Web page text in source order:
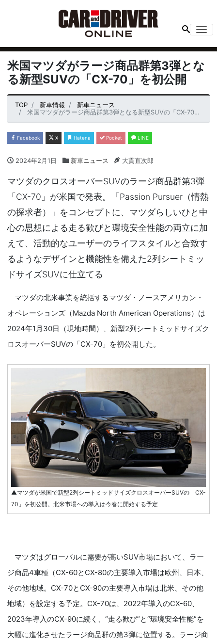
米国マツダがラージ商品群第3弾とな
る新型SUVの「CX-70」を初公開
TOP 新車情報
新車ニュース
米国マツダがラージ商品群第3弾となる新型SUVの「CX-70」を初公開
Facebook X Hatena Pocket LINE
2024年2月1日 新車ニュース 大貫直次郎
マツダのクロスオーバーSUVのラージ商品群第3弾
「CX-70」が米国で発表。「Passion Pursuer（情熱
の探求者）」をコンセプトに、マツダらしいひと中
心の思想による走る歓びと環境安全性能の両立に加
えて、活動的なユーザーのライフスタイルと合致す
るようなデザインと機能性を備えた2列シートミッ
ドサイズSUVに仕立てる
マツダの北米事業を統括するマツダ・ノースアメリカン・
オペレーションズ（Mazda North American Operations）は
2024年1月30日（現地時間）、新型2列シートミッドサイズク
ロスオーバーSUVの「CX-70」を初公開した。
▲マツダが米国で新型2列シートミッドサイズクロスオーバーSUVの「CX-
70」を初公開。北米市場への導入は今春に開始する予定
マツダはグローバルに需要が高いSUV市場において、ラー
ジ商品4車種（CX-60とCX-80の主要導入市場は欧州、日本、
その他地域。CX-70とCX-90の主要導入市場は北米、その他
地域）を設定する予定。CX-70は、2022年導入のCX-60、
2023年導入のCX-90に続く、“走る歓び”と“環境安全性能”を
大幅に進化させたラージ商品群の第3弾に位置する。ラージ商